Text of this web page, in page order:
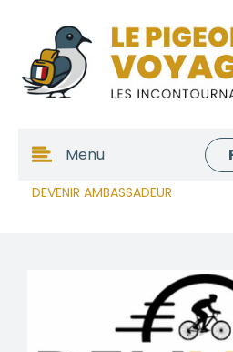
DEVENIR AMBASSADEUR
Menu